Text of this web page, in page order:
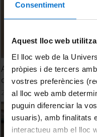
Consentiment
Aquest lloc web
El lloc web de la
pròpies i de tercers
vostres preferències
al lloc web amb
puguin diferenciar la
usuaris), amb finalitats
interactueu amb el lloc
Assisted reproduction is
cardiovascular risk
20 març, 2014